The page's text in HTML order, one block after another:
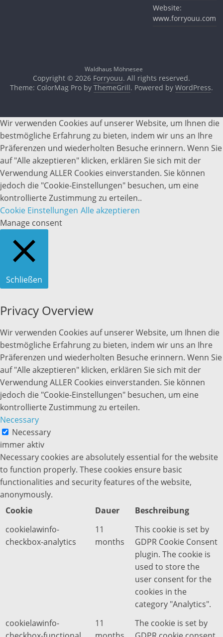
Website:
www.forryouu.com
Waldhaus Möhnesee
Copyright © 2026 Forryouu. All rights reserved.
Theme: ColorMag Pro by ThemeGrill. Powered by WordPress.
Wir verwenden Cookies auf unserer Website, um Ihnen die
bestmögliche Erfahrung zu bieten, indem wir uns an Ihre
Präferenzen und wiederholten Besuche erinnern. Wenn Sie
auf "Alle akzeptieren" klicken, erklären Sie sich mit der
Verwendung ALLER Cookies einverstanden. Sie können
jedoch die "Cookie-Einstellungen" besuchen, um eine
kontrollierte Zustimmung zu erteilen..
Cookie Einstellungen Alle akzeptieren
Manage consent
Schließen
Privacy Overview
Wir verwenden Cookies auf unserer Website, um Ihnen die
bestmögliche Erfahrung zu bieten, indem wir uns an Ihre
Präferenzen und wiederholten Besuche erinnern. Wenn Sie
auf "Alle akzeptieren" klicken, erklären Sie sich mit der
Verwendung ALLER Cookies einverstanden. Sie können
jedoch die "Cookie-Einstellungen" besuchen, um eine
kontrollierte Zustimmung zu erteilen.
Necessary
Necessary
immer aktiv
Necessary cookies are absolutely essential for the website
to function properly. These cookies ensure basic
functionalities and security features of the website,
anonymously.
Cookie
Dauer
Beschreibung
cookielawinfo-
checkbox-analytics
11
months
This cookie is set by
GDPR Cookie Consent
plugin. The cookie is
used to store the
user consent for the
cookies in the
category "Analytics".
cookielawinfo-
11
The cookie is set by